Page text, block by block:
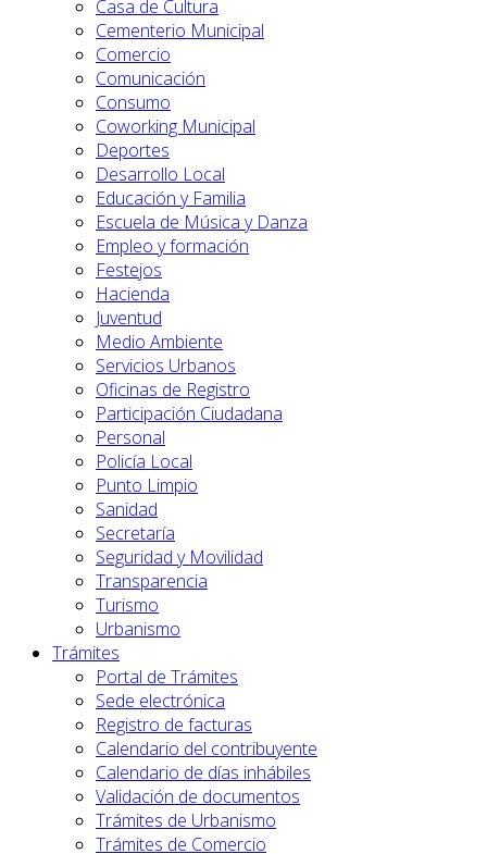
Casa de Cultura
Cementerio Municipal
Comercio
Comunicación
Consumo
Coworking Municipal
Deportes
Desarrollo Local
Educación y Familia
Escuela de Música y Danza
Empleo y formación
Festejos
Hacienda
Juventud
Medio Ambiente
Servicios Urbanos
Oficinas de Registro
Participación Ciudadana
Personal
Policía Local
Punto Limpio
Sanidad
Secretaría
Seguridad y Movilidad
Transparencia
Turismo
Urbanismo
Trámites
Portal de Trámites
Sede electrónica
Registro de facturas
Calendario del contribuyente
Calendario de días inhábiles
Validación de documentos
Trámites de Urbanismo
Trámites de Comercio